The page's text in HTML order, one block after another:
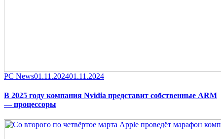
Category
PC NewsPosted
01.11.202401.11.2024
В 2025 году компания Nvidia представит собственные ARM
— процессоры